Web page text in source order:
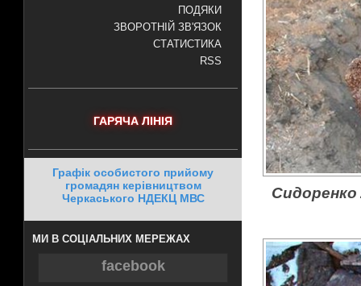
ПОДЯКИ
ЗВОРОТНІЙ ЗВ'ЯЗОК
СТАТИСТИКА
RSS
ГАРЯЧА ЛІНІЯ
Графік особистого прийому
громадян керівництвом
Черкаського НДЕКЦ МВС
МИ В СОЦІАЛЬНИХ МЕРЕЖАХ
facebook
Сидоренко